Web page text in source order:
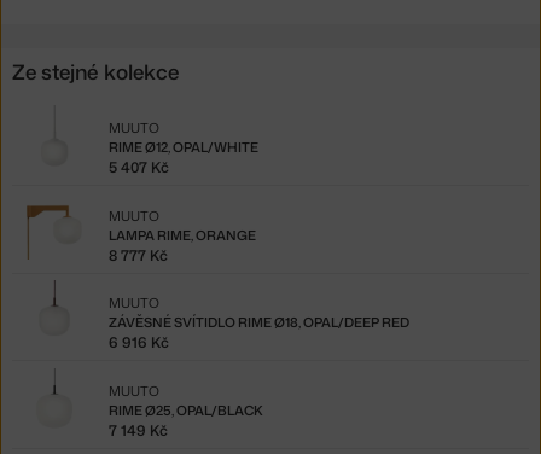
Ze stejné kolekce
RIME Ø12, OPAL/WHITE
MUUTO
5 407 Kč
LAMPA RIME, ORANGE
MUUTO
8 777 Kč
ZÁVĚSNÉ SVÍTIDLO RIME Ø18, OPAL/DEEP RED
MUUTO
6 916 Kč
RIME Ø25, OPAL/BLACK
MUUTO
7 149 Kč